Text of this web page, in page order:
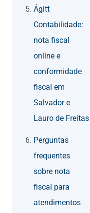
Ágitt
Contabilidade:
nota fiscal
online e
conformidade
fiscal em
Salvador e
Lauro de Freitas
Perguntas
frequentes
sobre nota
fiscal para
atendimentos